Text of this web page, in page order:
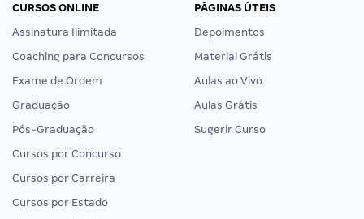
CURSOS ONLINE
Assinatura Ilimitada
Coaching para Concursos
Exame de Ordem
Graduação
Pós-Graduação
Cursos por Concurso
Cursos por Carreira
Cursos por Estado
PÁGINAS ÚTEIS
Depoimentos
Material Grátis
Aulas ao Vivo
Aulas Grátis
Sugerir Curso